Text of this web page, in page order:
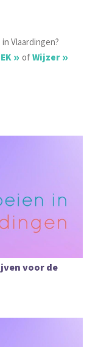
Vlaardingen?
ofWijzer
voor de